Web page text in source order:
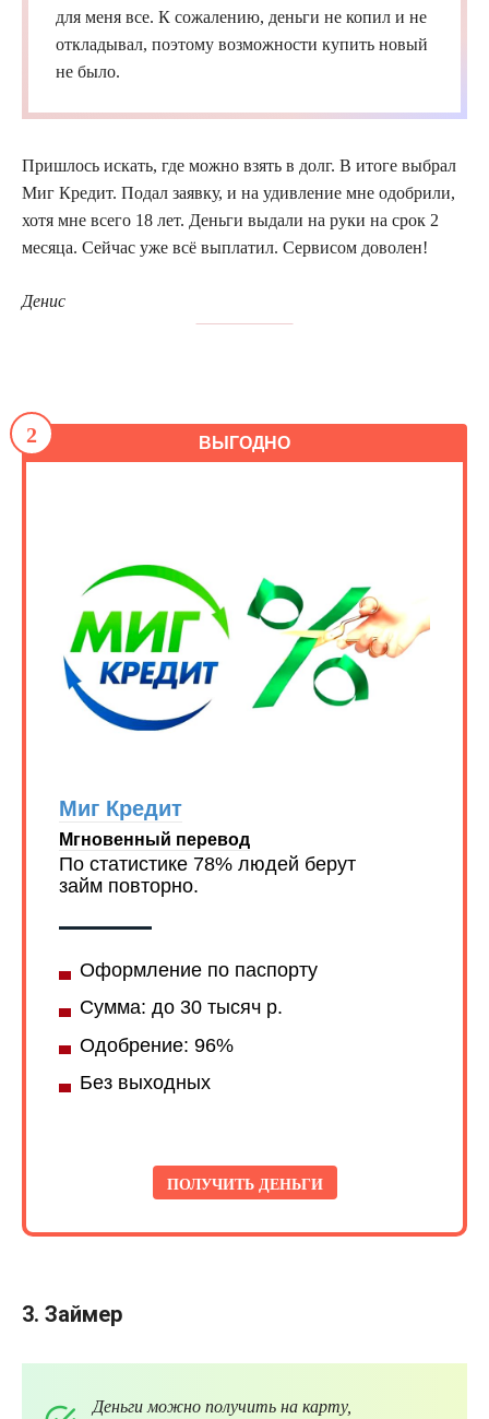
для меня все. К сожалению, деньги не копил и не
откладывал, поэтому возможности купить новый
не было.
Пришлось искать, где можно взять в долг. В итоге выбрал
Миг Кредит. Подал заявку, и на удивление мне одобрили,
хотя мне всего 18 лет. Деньги выдали на руки на срок 2
месяца. Сейчас уже всё выплатил. Сервисом доволен!
Денис
ВЫГОДНО
2
Миг Кредит
Мгновенный перевод
По статистике 78% людей берут
займ повторно.
Оформление по паспорту
Сумма: до 30 тысяч р.
Одобрение: 96%
Без выходных
ПОЛУЧИТЬ ДЕНЬГИ
3. Займер
Деньги можно получить на карту,